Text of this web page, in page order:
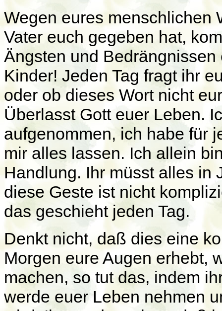
Wegen eures menschlichen
Vater euch gegeben hat,
Ängsten und
Kinder! Jeden Tag fragt ihr
oder ob dieses Wort nicht
Überlasst Gott euer Leben.
aufgenommen, ich habe für
mir alles lassen. Ich allein
Handlung. Ihr müsst alles in
diese Geste ist nicht
das geschieht jeden Tag.
Denkt nicht, daß dies eine
Morgen eure Augen erhebt,
machen, so tut das, indem
werde euer Leben nehmen